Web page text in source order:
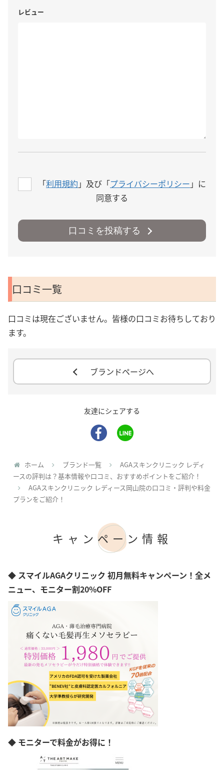
レビュー
「利用規約 」及び「プライバシーポリシー 」に
同意する
口コミを投稿する
口コミ一覧
口コミは現在ございません。皆様の口コミお待ちしており
ます。
ブランドページへ
友達にシェアする
ホーム ブランド一覧
AGAスキンクリニック レディ
ースの評判は？基本情報や口コミ、おすすめポイントをご紹介！
AGAスキンクリニック レディース岡山院の口コミ・評判や料金
プランをご紹介！
キャンペーン情報
◆ スマイルAGAクリニック 初月無料キャンペーン！全メ
ニュー、モニター割20%OFF
◆ モニターで料金がお得に！